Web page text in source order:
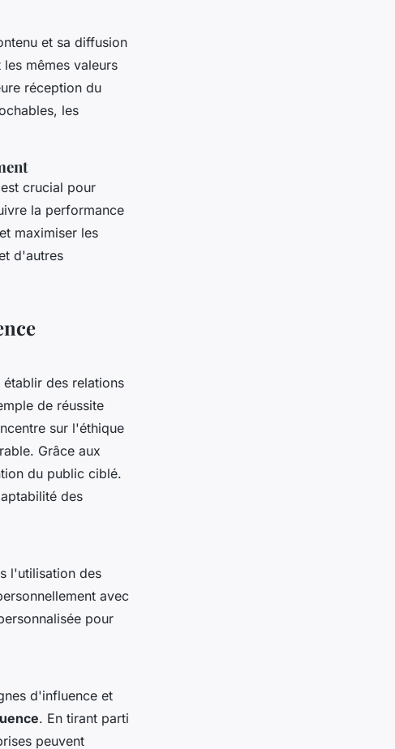
et sa diffusion
mêmes valeurs
réception du
les
crucial pour
la performance
maximiser les
d'autres
des relations
de réussite
sur l'éthique
Grâce aux
du public ciblé.
des
l'utilisation des
avec
pour
d'influence et
. En tirant parti
peuvent